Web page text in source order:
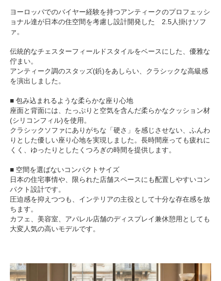
ヨーロッパでのバイヤー経験を持つアンティークのプロフェッシ
ョナル達が日本の住空間を考慮し設計開発した 2.5人掛けソフ
ァ。
伝統的なチェスターフィールドスタイルをベースにした、優雅な
佇まい。
アンティーク調のスタッズ(鋲)をあしらい、クラシックな高級感
を演出しました。
■ 包み込まれるような柔らかな座り心地
座面と背面には、たっぷりと空気を含んだ柔らかなクッション材
(シリコンフィル)を使用。
クラシックソファにありがちな「硬さ」を感じさせない、ふんわ
りとした優しい座り心地を実現しました。長時間座っても疲れに
くく、ゆったりとしたくつろぎの時間を提供します。
■ 空間を選ばないコンパクトサイズ
日本の住宅事情や、限られた店舗スペースにも配置しやすいコン
パクト設計です。
圧迫感を抑えつつも、インテリアの主役として十分な存在感を放
ちます。
カフェ、美容室、アパレル店舗のディスプレイ兼休憩用としても
大変人気の高いモデルです。